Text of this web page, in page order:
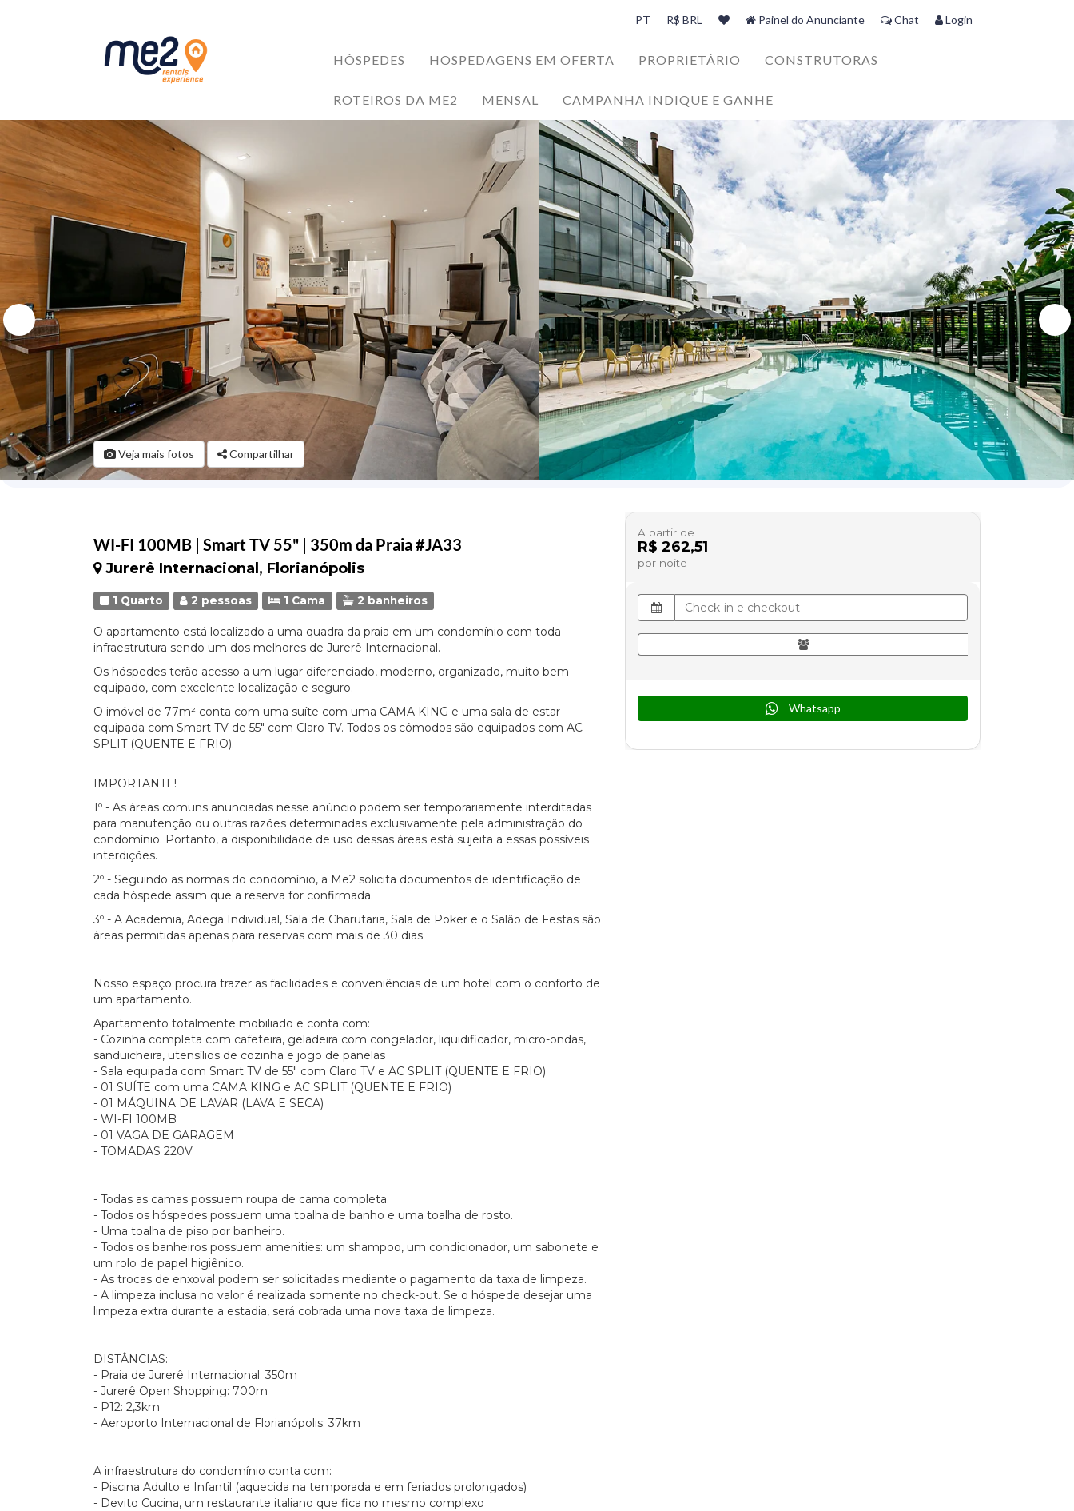
PT R$ BRL Painel do Anunciante Chat Login
HÓSPEDES
HOSPEDAGENS EM OFERTA PROPRIETÁRIO CONSTRUTORAS
ROTEIROS DA ME2
Me2 completa 6 anos!
6 razões para investir no mercado de Short Stay
4 Trilhas em Florianópolis: Explore as Belezas Naturais da Ilha da Magia
MENSAL CAMPANHA INDIQUE E GANHE
Veja mais fotos Compartilhar
WI-FI 100MB | Smart TV 55" | 350m da Praia #JA33
Jurerê Internacional, Florianópolis
1 Quarto 2 pessoas 1 Cama 2 banheiros
O apartamento está localizado a uma quadra da praia em um condomínio com toda
infraestrutura sendo um dos melhores de Jurerê Internacional.
Os hóspedes terão acesso a um lugar diferenciado, moderno, organizado, muito bem
equipado, com excelente localização e seguro.
O imóvel de 77m² conta com uma suíte com uma CAMA KING e uma sala de estar
equipada com Smart TV de 55" com Claro TV. Todos os cômodos são equipados com AC
SPLIT (QUENTE E FRIO).
IMPORTANTE!
1º - As áreas comuns anunciadas nesse anúncio podem ser temporariamente interditadas
para manutenção ou outras razões determinadas exclusivamente pela administração do
condomínio. Portanto, a disponibilidade de uso dessas áreas está sujeita a essas possíveis
interdições.
2º - Seguindo as normas do condomínio, a Me2 solicita documentos de identificação de
cada hóspede assim que a reserva for confirmada.
3º - A Academia, Adega Individual, Sala de Charutaria, Sala de Poker e o Salão de Festas são
áreas permitidas apenas para reservas com mais de 30 dias
Nosso espaço procura trazer as facilidades e conveniências de um hotel com o conforto de
um apartamento.
Apartamento totalmente mobiliado e conta com:
- Cozinha completa com cafeteira, geladeira com congelador, liquidificador, micro-ondas,
sanduicheira, utensílios de cozinha e jogo de panelas
- Sala equipada com Smart TV de 55" com Claro TV e AC SPLIT (QUENTE E FRIO)
- 01 SUÍTE com uma CAMA KING e AC SPLIT (QUENTE E FRIO)
- 01 MÁQUINA DE LAVAR (LAVA E SECA)
- WI-FI 100MB
- 01 VAGA DE GARAGEM
- TOMADAS 220V
- Todas as camas possuem roupa de cama completa.
- Todos os hóspedes possuem uma toalha de banho e uma toalha de rosto.
- Uma toalha de piso por banheiro.
- Todos os banheiros possuem amenities: um shampoo, um condicionador, um sabonete e
um rolo de papel higiênico.
- As trocas de enxoval podem ser solicitadas mediante o pagamento da taxa de limpeza.
- A limpeza inclusa no valor é realizada somente no check-out. Se o hóspede desejar uma
limpeza extra durante a estadia, será cobrada uma nova taxa de limpeza.
DISTÂNCIAS:
- Praia de Jurerê Internacional: 350m
- Jurerê Open Shopping: 700m
- P12: 2,3km
- Aeroporto Internacional de Florianópolis: 37km
A infraestrutura do condomínio conta com:
- Piscina Adulto e Infantil (aquecida na temporada e em feriados prolongados)
- Devito Cucina, um restaurante italiano que fica no mesmo complexo
A partir de
R$ 262,51
por noite
Whatsapp